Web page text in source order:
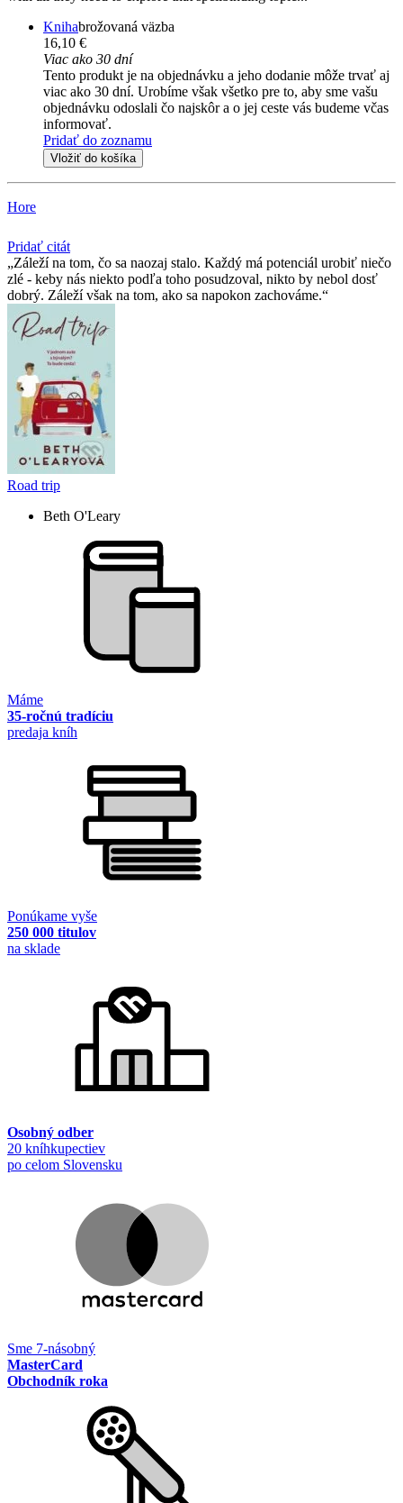
Knihabrožovaná väzba
16,10 €
Viac ako 30 dní
Tento produkt je na objednávku a jeho dodanie môže trvať aj
viac ako 30 dní. Urobíme však všetko pre to, aby sme vašu
objednávku odoslali čo najskôr a o jej ceste vás budeme včas
informovať.
Pridať do zoznamu
Vložiť do košíka
Hore
Pridať citát
Záleží na tom, čo sa naozaj stalo. Každý má potenciál urobiť niečo
zlé - keby nás niekto podľa toho posudzoval, nikto by nebol dosť
dobrý. Záleží však na tom, ako sa napokon zachováme.
Road trip
Beth O'Leary
Máme
35-ročnú tradíciu
predaja kníh
Ponúkame vyše
250 000 titulov
na sklade
Osobný odber
20 kníhkupectiev
po celom Slovensku
Sme 7-násobný
MasterCard
Obchodník roka